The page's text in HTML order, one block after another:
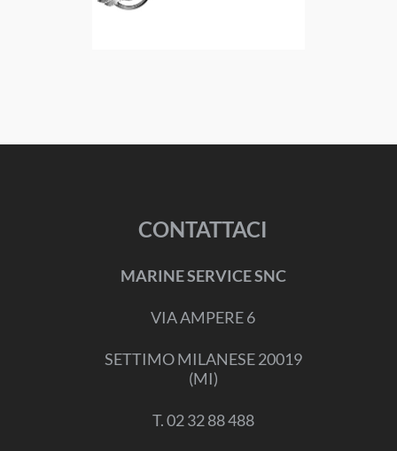
CONTATTACI
MARINE SERVICE SNC
VIA AMPERE 6
SETTIMO MILANESE 20019
(MI)
T. 02 32 88 488